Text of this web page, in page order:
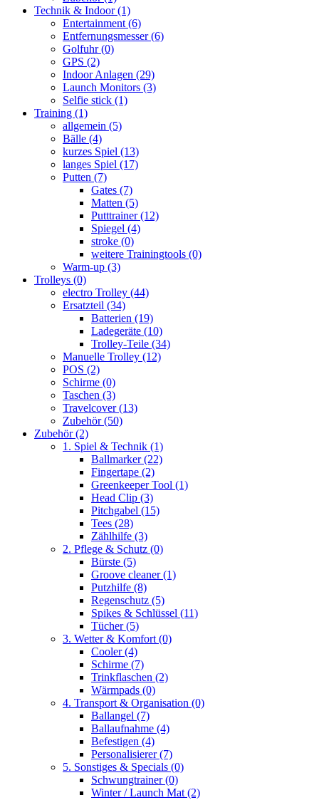
Technik & Indoor(1)
Entertainment (6)
Entfernungsmesser(6)
Golfuhr(0)
GPS (2)
Indoor Anlagen (29)
Launch Monitors (3)
Selfie stick (1)
Training (1)
allgemein (5)
Bälle (4)
kurzes Spiel (13)
langes Spiel (17)
Putten (7)
Gates (7)
Matten (5)
Putttrainer(12)
Spiegel (4)
stroke (0)
weitere Trainingtools (0)
Warm-up (3)
Trolleys (0)
electro Trolley (44)
Ersatzteil (34)
Batterien (19)
Ladegeräte (10)
Trolley-Teile (34)
Manuelle Trolley (12)
POS (2)
Schirme (0)
Taschen (3)
Travelcover(13)
Zubehör(50)
Zubehör(2)
1. Spiel & Technik (1)
Ballmarker(22)
Fingertape (2)
Greenkeeper Tool (1)
Head Clip (3)
Pitchgabel (15)
Tees (28)
Zählhilfe (3)
2. Pflege & Schutz (0)
Bürste (5)
Groove cleaner(1)
Putzhilfe (8)
Regenschutz (5)
Spikes & Schlüssel (11)
Tücher(5)
3. Wetter & Komfort (0)
Cooler(4)
Schirme (7)
Trinkflaschen (2)
Wärmpads (0)
4. Transport & Organisation (0)
Ballangel (7)
Ballaufnahme (4)
Befestigen (4)
Personalisierer(7)
5. Sonstiges & Specials (0)
Schwungtrainer(0)
Winter / Launch Mat (2)